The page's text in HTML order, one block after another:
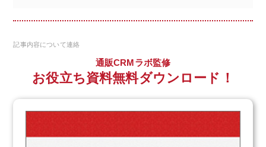
記事内容について連絡
通販CRMラボ監修
お役立ち資料無料ダウンロード！